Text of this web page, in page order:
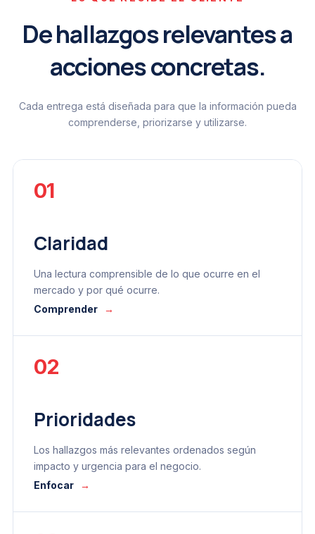
De hallazgos relevantes a
acciones concretas.
Cada entrega está diseñada para que la información pueda
comprenderse, priorizarse y utilizarse.
01
Claridad
Una lectura comprensible de lo que ocurre en el
mercado y por qué ocurre.
Comprender
→
02
Prioridades
Los hallazgos más relevantes ordenados según
impacto y urgencia para el negocio.
Enfocar
→